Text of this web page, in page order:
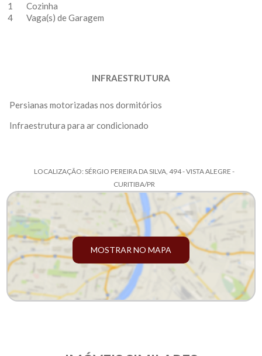
1
Cozinha
4
Vaga(s) de Garagem
INFRAESTRUTURA
Persianas motorizadas nos dormitórios
Infraestrutura para ar condicionado
LOCALIZAÇÃO: SÉRGIO PEREIRA DA SILVA, 494 - VISTA ALEGRE -
CURITIBA/PR
MOSTRAR NO MAPA